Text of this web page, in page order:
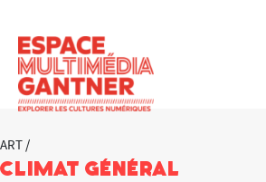
ART /
Climat général